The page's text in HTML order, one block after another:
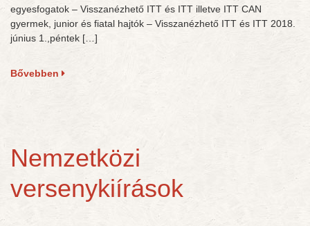
egyesfogatok – Visszanézhető ITT és ITT illetve ITT CAN
gyermek, junior és fiatal hajtók – Visszanézhető ITT és ITT 2018.
június 1.,péntek […]
Bővebben
Nemzetközi
versenykiírások